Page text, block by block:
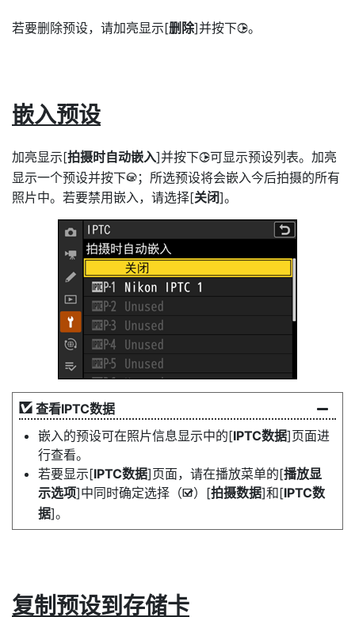
若要删除预设，请加亮显示[删除]并按下2。
嵌入预设
加亮显示[拍摄时自动嵌入]并按下2可显示预设列表。加亮
显示一个预设并按下J；所选预设将会嵌入今后拍摄的所有
照片中。若要禁用嵌入，请选择[关闭]。
查看IPTC数据
嵌入的预设可在照片信息显示中的[IPTC数据]页面进
行查看。
若要显示[IPTC数据]页面，请在播放菜单的[播放显
示选项]中同时确定选择（M）[拍摄数据]和[IPTC数
据]。
复制预设到存储卡